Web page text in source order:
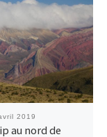
2019
au nord de